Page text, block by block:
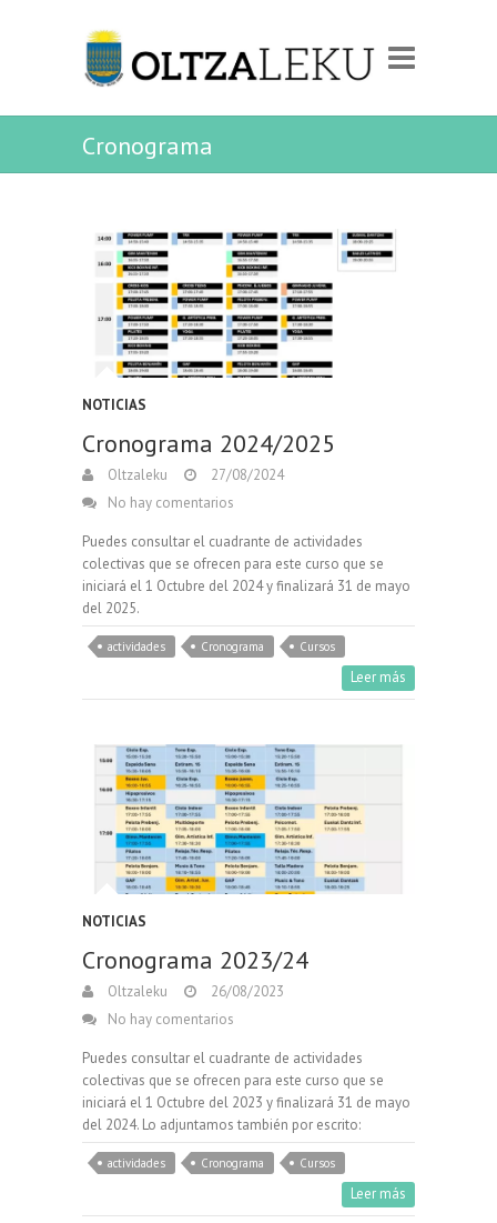
Cronograma
NOTICIAS
Cronograma 2024/2025
Oltzaleku
27/08/2024
No hay comentarios
Puedes consultar el cuadrante de actividades
colectivas que se ofrecen para este curso que se
iniciará el 1 Octubre del 2024 y finalizará 31 de mayo
del 2025.
actividades Cronograma Cursos
Leer más
NOTICIAS
Cronograma 2023/24
Oltzaleku
26/08/2023
No hay comentarios
Puedes consultar el cuadrante de actividades
colectivas que se ofrecen para este curso que se
iniciará el 1 Octubre del 2023 y finalizará 31 de mayo
del 2024. Lo adjuntamos también por escrito:
actividades Cronograma Cursos
Leer más